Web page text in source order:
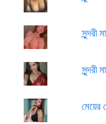
সুন্দরী
সুন্দরী
মেয়ের